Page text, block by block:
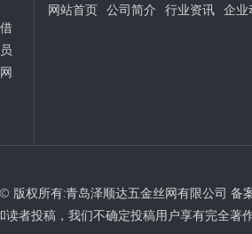
网站首页 公司简介 行业资讯 企业
版权所有:青岛泽顺达五金丝网有限公司 备
者投稿，我们不确定投稿用户享有完全